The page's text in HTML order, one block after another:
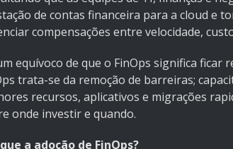
de contas financeira para a cloud e
compensações entre velocidade,
equívoco de que o FinOps significa ficar
trata-se da remoção de barreiras;
recursos, aplicativos e migrações
onde investir e quando.
a adoção de FinOps?